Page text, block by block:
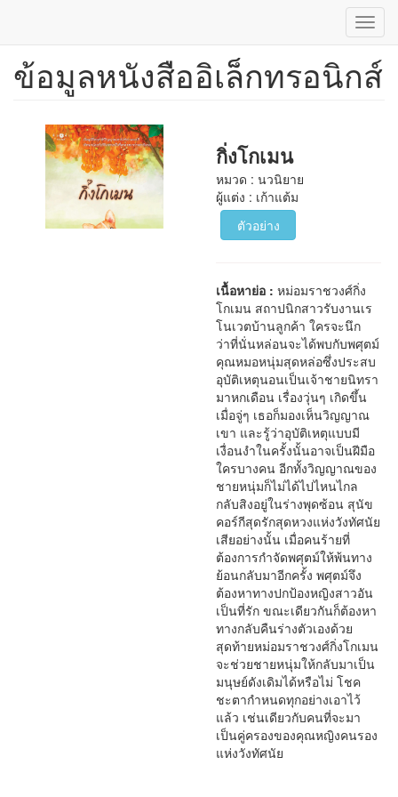
ข้าม
ข้อมูลหนังสืออิเล็กทรอนิกส์
กิ่งโกเมน
หมวด : นวนิยาย
ผู้แต่ง : เก้าแต้ม
ตัวอย่าง
เนื้อหาย่อ :หม่อมราชวงศ์กิ่ง
โกเมน สถาปนิกสาวรับงานเร
โนเวตบ้านลูกค้า ใครจะนึก
ว่าที่นั่นหล่อนจะได้พบกับพศุตม์
คุณหมอหนุ่มสุดหล่อซึ่งประสบ
อุบัติเหตุนอนเป็นเจ้าชายนิทรา
มาหกเดือน เรื่องวุ่นๆ เกิดขึ้น
เมื่อจู่ๆ เธอก็มองเห็นวิญญาณ
เขา และรู้ว่าอุบัติเหตุแบบมี
เงื่อนงำในครั้งนั้นอาจเป็นฝีมือ
ใครบางคน อีกทั้งวิญญาณของ
ชายหนุ่มก็ไม่ได้ไปไหนไกล
กลับสิงอยู่ในร่างพุดซ้อน สุนัข
คอร์กีสุดรักสุดหวงแห่งวังทัศนัย
เสียอย่างนั้น เมื่อคนร้ายที่
ต้องการกำจัดพศุตม์ให้พ้นทาง
ย้อนกลับมาอีกครั้ง พศุตม์จึง
ต้องหาทางปกป้องหญิงสาวอัน
เป็นที่รัก ขณะเดียวกันก็ต้องหา
ทางกลับคืนร่างตัวเองด้วย
สุดท้ายหม่อมราชวงศ์กิ่งโกเมน
จะช่วยชายหนุ่มให้กลับมาเป็น
มนุษย์ดังเดิมได้หรือไม่ โชค
ชะตากำหนดทุกอย่างเอาไว้
แล้ว เช่นเดียวกับคนที่จะมา
เป็นคู่ครองของคุณหญิงคนรอง
แห่งวังทัศนัย